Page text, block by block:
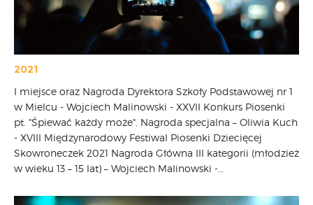
2021
I miejsce oraz Nagroda Dyrektora Szkoły Podstawowej nr 1
w Mielcu - Wojciech Malinowski - XXVII Konkurs Piosenki
pt. "Śpiewać każdy może". Nagroda specjalna – Oliwia Kuch
- XVIII Międzynarodowy Festiwal Piosenki Dziecięcej
Skowroneczek 2021 Nagroda Główna III kategorii (młodzież
w wieku 13 – 15 lat) – Wojciech Malinowski -…